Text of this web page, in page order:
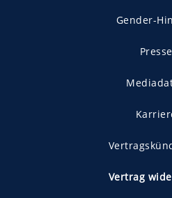
Gender-
Presse
Vertrag